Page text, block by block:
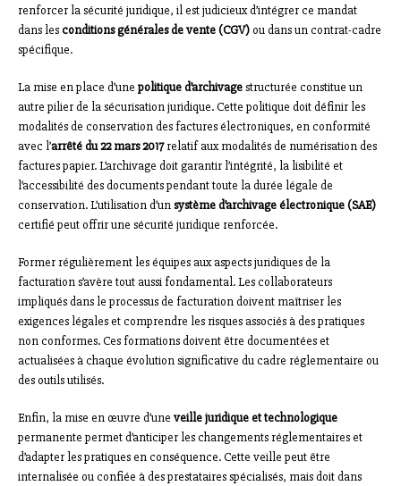
renforcer la sécurité juridique, il est judicieux d’intégrer ce mandat
dans lesconditions générales de vente (CGV)ou dans un contrat-cadre
spécifique.
La mise en place d’une politique d’archivagestructurée constitue un
autre pilier de la sécurisation juridique. Cette politique doit définir les
modalités de conservation des factures électroniques, en conformité
avec l’arrêté du 22 mars 2017relatif aux modalités de numérisation des
factures papier. L’archivage doit garantir l’intégrité, la lisibilité et
l’accessibilité des documents pendant toute la durée légale de
conservation. L’utilisation d’unsystème d’archivage électronique (SAE)
certifié peut offrir une sécurité juridique renforcée.
Former régulièrement les équipes aux aspects juridiques de la
facturation s’avère tout aussi fondamental. Les collaborateurs
impliqués dans le processus de facturation doivent maîtriser les
exigences légales et comprendre les risques associés à des pratiques
non conformes. Ces formations doivent être documentées et
actualisées à chaque évolution significative du cadre réglementaire ou
des outils utilisés.
Enfin, la mise en œuvre d’une veille juridique et technologique
permanente permet d’anticiper les changements réglementaires et
d’adapter les pratiques en conséquence. Cette veille peut être
internalisée ou confiée à des prestataires spécialisés, mais doit dans